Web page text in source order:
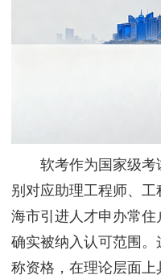
软考作为国家级考
别对应助理工程师、
海市引进人才申办常
确实被纳入认可范围
称资格，在理论层面